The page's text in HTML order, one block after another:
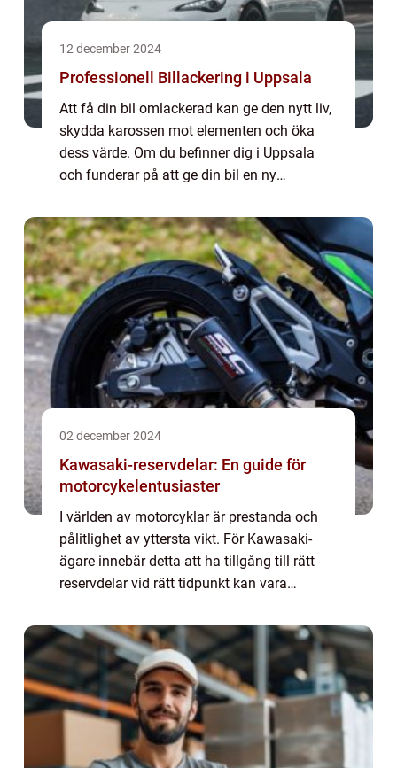
12 december 2024
Professionell Billackering i Uppsala
Att få din bil omlackerad kan ge den nytt liv,
skydda karossen mot elementen och öka
dess värde. Om du befinner dig i Uppsala
och funderar på att ge din bil en ny
med att re...
02 december 2024
Kawasaki-reservdelar: En guide för
motorcykelentusiaster
I världen av motorcyklar är prestanda och
pålitlighet av yttersta vikt. För Kawasaki-
ägare innebär detta att ha tillgång till rätt
reservdelar vid rätt tidpunkt kan vara